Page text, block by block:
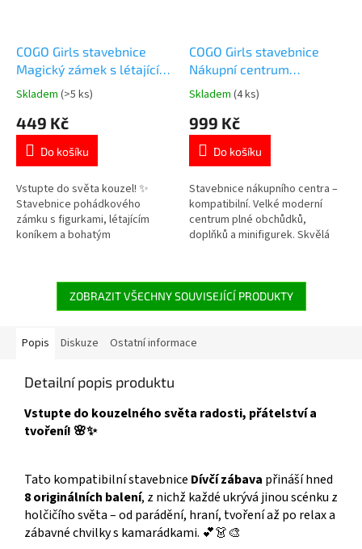
COGO Girls stavebnice
Magický zámek s létajícím
koníkem kompatibilní 346
Průměrné
produktu
4,8
5
hvězdiček.
Skladem (>5 ks)
449 Kč
Do košíku
Vstupte do světa kouzel! ✨
Stavebnice pohádkového
zámku s figurkami, létajícím
koníkem a bohatým
Kompatibilní se všemi běžnými
stavebnicemi. Více produktů s
motivem 👉 PRINCEZEN
COGO Girls stavebnice
Nákupní centrum
kompatibilní 810 dílů
Průměrné
produktu
4,6
5
hvězdiček.
Skladem (4 ks)
999 Kč
Do košíku
Stavebnice nákupního centra –
kompatibilní. Velké moderní
centrum plné obchůdků,
doplňků a minifigurek. Skvělá
produktů 👉 PRO HOLKY
ZOBRAZIT VŠECHNY SOUVISEJÍCÍ PRODUKTY
Popis Diskuze Ostatní informace
Detailní popis produktu
Vstupte do kouzelného světa radosti, přátelství a
tvoření! 🌸✨
Tato kompatibilní stavebnice Dívčí zábava přináší hned
8 originálních balení, z nichž každé ukrývá jinou scénku z
holčičího světa – od parádění, hraní, tvoření až po relax a
zábavné chvilky s kamarádkami. 💕👗🎨